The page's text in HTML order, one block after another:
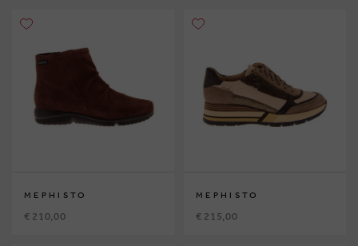
MEPHISTO
€ 210,00
MEPHISTO
€ 215,00